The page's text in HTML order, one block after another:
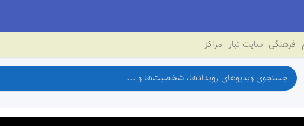
فرهنگی سایت تبار مراکز